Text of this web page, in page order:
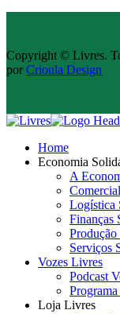
Copyright © Livres.
por Crioula Design
Home
Economia
A
Logística
Finanças
Serviços
Vozes Livres
Podcast
Loja Livres